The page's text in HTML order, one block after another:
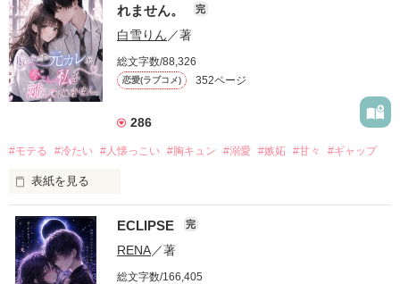
れません。
完
白雪りん ／著
総文字数/88,326
恋愛(ラブコメ) 352ページ
286
#モテる #冷たい #人懐っこい #胸キュン #溺愛 #嫉妬 #甘々 #ギャップ
表紙を見る
「好きだったから、別れを選んだ。」
モテる人を好きになるのが怖かった。
ECLIPSE 完
RENA／著
総文字数/166,405